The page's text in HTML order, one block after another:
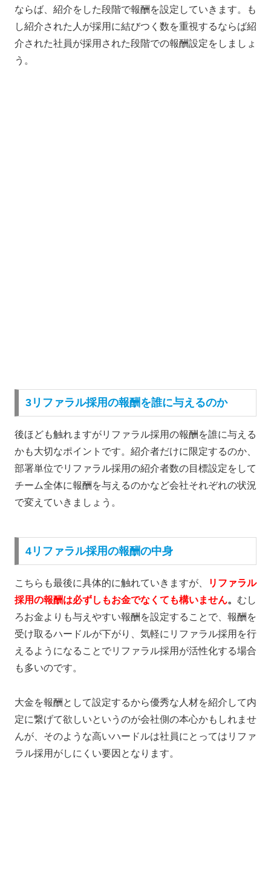
ならば、紹介をした段階で報酬を設定していきます。も
し紹介された人が採用に結びつく数を重視するならば紹
介された社員が採用された段階での報酬設定をしましょ
う。
3リファラル採用の報酬を誰に与えるのか
後ほども触れますがリファラル採用の報酬を誰に与える
かも大切なポイントです。 紹介者だけに限定するのか、
部署単位でリファラル採用の紹介者数の目標設定をして
チーム全体に報酬を与えるのかなど会社それぞれの状況
で変えていきましょう。
4リファラル採用の報酬の中身
こちらも最後に具体的に触れていきますが、
リファラル
採用の報酬は必ずしもお金でなくても構いません。 むし
ろお金よりも与えやすい報酬を設定することで、報酬を
受け取るハードルが下がり、気軽にリファラル採用を行
えるようになることでリファラル採用が活性化する場合
も多いのです。
大金を報酬として設定するから優秀な人材を紹介して内
定に繋げて欲しいというのが会社側の本心かもしれませ
んが、そのような高いハードルは社員にとってはリファ
ラル採用がしにくい要因となります。